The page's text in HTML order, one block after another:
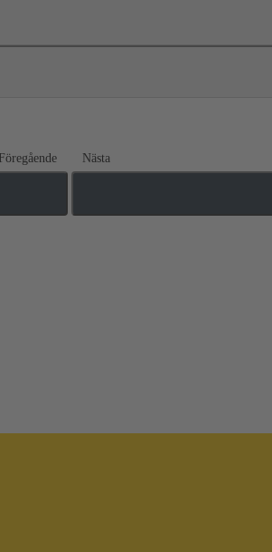
Föregående Nästa